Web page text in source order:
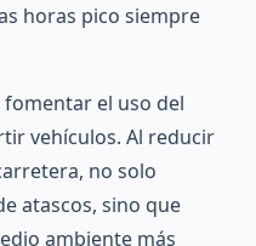
horas pico siempre
el uso del
vehículos. Al reducir
no solo
atascos, sino que
ambiente más